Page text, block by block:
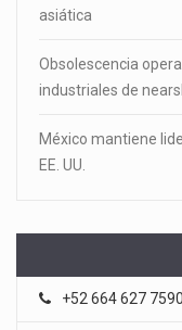
asiática
Obsolescencia
industriales de
México mantiene
EE. UU.
+52 664 627 7590